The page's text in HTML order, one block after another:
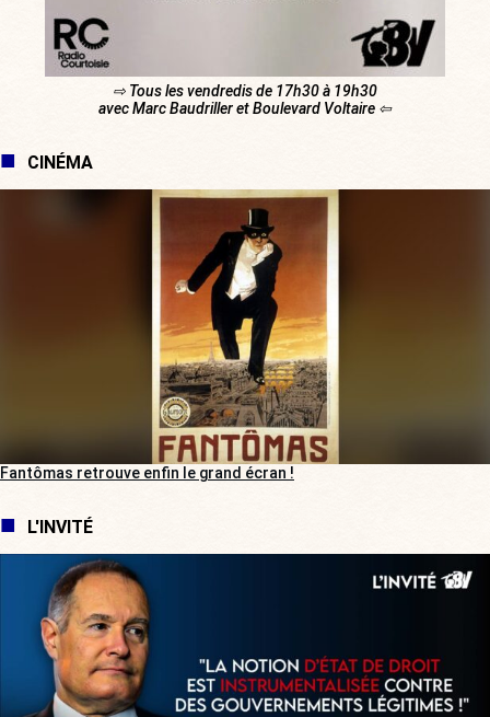
⇨ Tous les vendredis de 17h30 à 19h30
avec Marc Baudriller et Boulevard Voltaire ⇦
CINÉMA
Fantômas retrouve enfin le grand écran !
L'INVITÉ